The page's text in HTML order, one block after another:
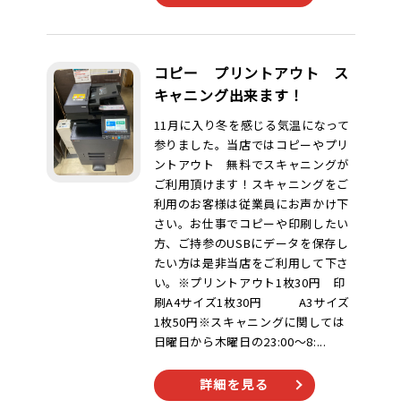
コピー プリントアウト ス
キャニング出来ます！
11月に入り冬を感じる気温になって
参りました。当店ではコピーやプリ
ントアウト 無料でスキャニングが
ご利用頂けます！スキャニングをご
利用のお客様は従業員にお声かけ下
さい。お仕事でコピーや印刷したい
方、ご持参のUSBにデータを保存し
たい方は是非当店をご利用して下さ
い。※プリントアウト1枚30円 印
刷A4サイズ1枚30円 A3サイズ
1枚50円※スキャニングに関しては
日曜日から木曜日の23:00〜8:...
詳細を見る